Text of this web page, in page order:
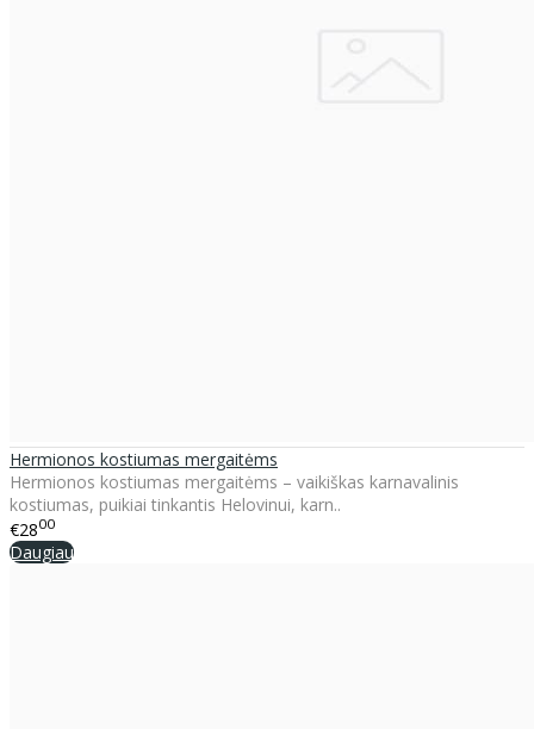
Hermionos kostiumas mergaitėms
Hermionos kostiumas mergaitėms – vaikiškas karnavalinis
kostiumas, puikiai tinkantis Helovinui, karn..
€2800
Daugiau